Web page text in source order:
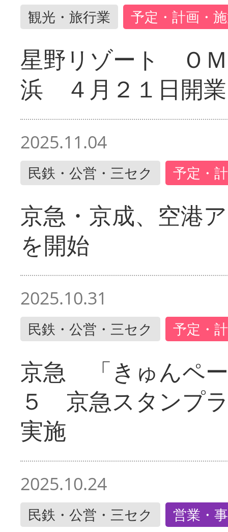
観光・旅行業 予定・計画・
星野リゾート Ｏ
浜 ４月２１日開業
2025.11.04
民鉄・公営・三セク 予定・
京急・京成、空港
を開始
2025.10.31
民鉄・公営・三セク 予定・
京急 「きゅんペ
５ 京急スタンプ
実施
2025.10.24
民鉄・公営・三セク 営業・